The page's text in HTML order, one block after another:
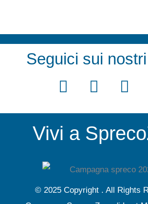
Seguici sui
F
c
e
o
o
k
T
i
t
e
r
Y
u
t
b
e
Vivi a
© 2025 Copyright . All Rights